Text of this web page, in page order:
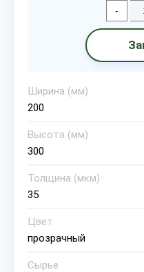
-
Ширина (мм)
200
Высота (мм)
300
Толщина (мкм)
35
Цвет
прозрачный
Сырье